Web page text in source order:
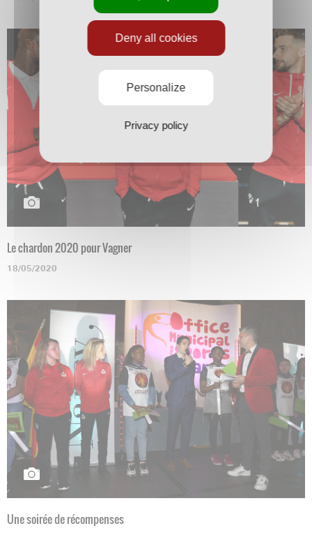
Le chardon 2020 pour Vagner
18/05/2020
Une soirée de récompenses
Deny all cookies
Personalize
Privacy policy